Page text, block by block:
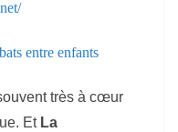
entre enfants
très à cœur
Et La